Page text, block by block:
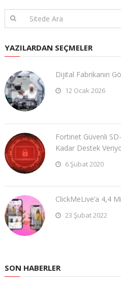
YAZILARDAN SEÇMELER
Dijital Fabrikanın
12 Ocak 2026
Fortinet Güvenli
Kadar Destek
6 Şubat 2020
ClickMeLive’a 4,4
23 Şubat 2022
SON HABERLER